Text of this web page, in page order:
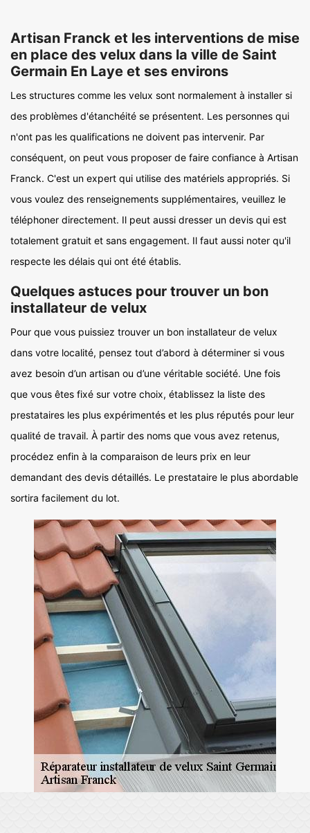
Artisan Franck et les interventions de mise
en place des velux dans la ville de Saint
Germain En Laye et ses environs
Les structures comme les velux sont normalement à installer si
des problèmes d'étanchéité se présentent. Les personnes qui
n'ont pas les qualifications ne doivent pas intervenir. Par
conséquent, on peut vous proposer de faire confiance à Artisan
Franck. C'est un expert qui utilise des matériels appropriés. Si
vous voulez des renseignements supplémentaires, veuillez le
téléphoner directement. Il peut aussi dresser un devis qui est
totalement gratuit et sans engagement. Il faut aussi noter qu'il
respecte les délais qui ont été établis.
Quelques astuces pour trouver un bon
installateur de velux
Pour que vous puissiez trouver un bon installateur de velux
dans votre localité, pensez tout d’abord à déterminer si vous
avez besoin d’un artisan ou d’une véritable société. Une fois
que vous êtes fixé sur votre choix, établissez la liste des
prestataires les plus expérimentés et les plus réputés pour leur
qualité de travail. À partir des noms que vous avez retenus,
procédez enfin à la comparaison de leurs prix en leur
demandant des devis détaillés. Le prestataire le plus abordable
sortira facilement du lot.